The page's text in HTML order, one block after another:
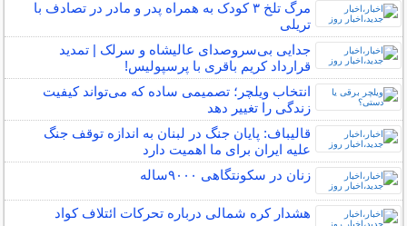
مرگ تلخ ۳ کودک به همراه پدر و مادر در تصادف با
تریلی
جدایی بی‌سرو‌صدای عالیشاه و سرلک | تمدید
قرارداد کریم باقری با پرسپولیس!
انتخاب ویلچر؛ تصمیمی ساده که می‌تواند کیفیت
زندگی را تغییر دهد
قالیباف: پایان جنگ در لبنان به اندازه توقف جنگ
علیه ایران برای ما اهمیت دارد
زنان در سکونتگاهی ۹۰۰۰ساله
هشدار کره شمالی درباره تحرکات ائتلاف کواد